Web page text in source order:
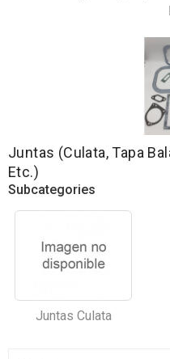
Juntas (Culata, Tapa
Etc.)
Subcategories
Juntas Culata